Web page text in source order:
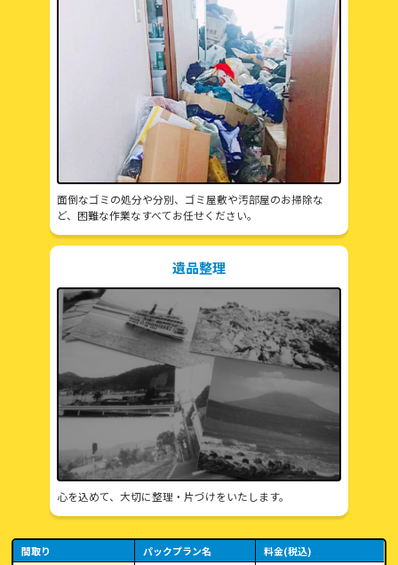
面倒なゴミの処分や分別、ゴミ屋敷や汚部屋のお掃除な
ど、困難な作業なすべてお任せください。
遺品整理
心を込めて、大切に整理・片づけをいたします。
間取り パックプラン名 料金(税込)